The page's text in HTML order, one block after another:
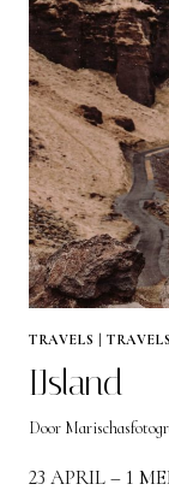
TRAVELS |
IJsland
Door
23 APRIL – 1